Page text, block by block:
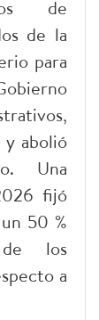
de
de la
para
y abolió
Una
fijó
50 %
los
a